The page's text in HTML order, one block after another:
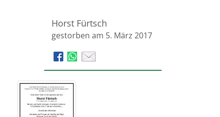
Horst Fürtsch
gestorben am 5. März 2017